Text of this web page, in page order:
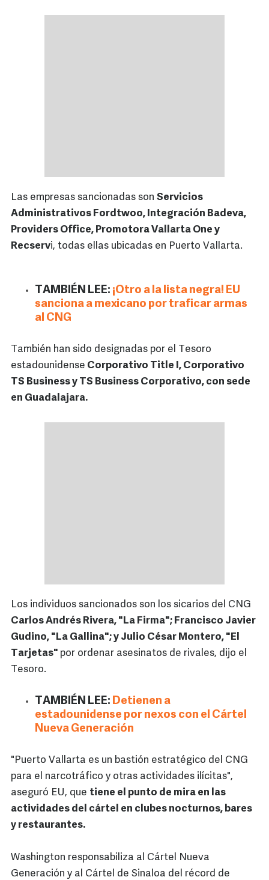
Las empresas sancionadas son Servicios
Administrativos Fordtwoo, Integración Badeva,
Providers Office, Promotora Vallarta One y
Recservi, todas ellas ubicadas en Puerto Vallarta.
TAMBIÉN LEE: ¡Otro a la lista negra! EU
sanciona a mexicano por traficar armas
al CNG
También han sido designadas por el Tesoro
estadounidense Corporativo Title I, Corporativo
TS Business y TS Business Corporativo, con sede
en Guadalajara.
Los individuos sancionados son los sicarios del CNG
Carlos Andrés Rivera, "La Firma"; Francisco Javier
Gudino, "La Gallina"; y Julio César Montero, "El
Tarjetas" por ordenar asesinatos de rivales, dijo el
Tesoro.
TAMBIÉN LEE: Detienen a
estadounidense por nexos con el Cártel
Nueva Generación
"Puerto Vallarta es un bastión estratégico del CNG
para el narcotráfico y otras actividades ilícitas",
aseguró EU, que tiene el punto de mira en las
actividades del cártel en clubes nocturnos, bares
y restaurantes.
Washington responsabiliza al Cártel Nueva
Generación y al Cártel de Sinaloa del récord de